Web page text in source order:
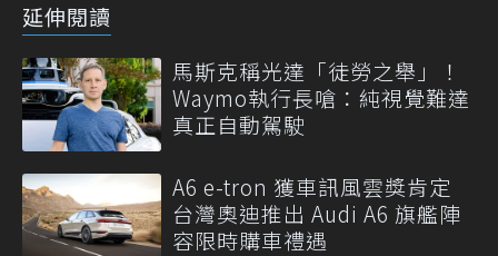
延伸閱讀
馬斯克稱光達「徒勞之舉」！
Waymo執行長嗆：純視覺難達
真正自動駕駛
A6 e-tron 獲車訊風雲獎肯定
台灣奧迪推出 Audi A6 旗艦陣
容限時購車禮遇